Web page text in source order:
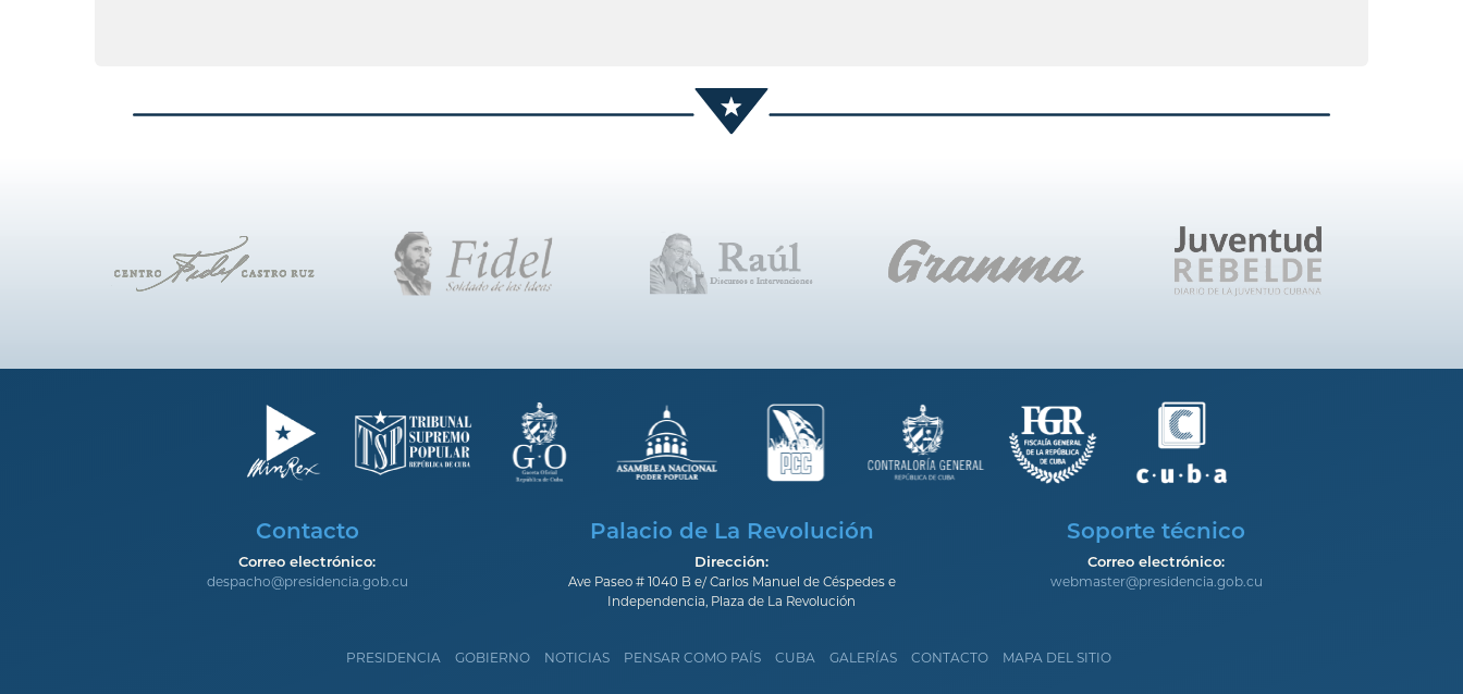
Contacto
Correo electrónico:
despacho@presidencia.gob.cu
Palacio de La Revolución
Dirección:
Ave Paseo # 1040 B e/ Carlos Manuel de Céspedes e
Independencia, Plaza de La Revolución
Soporte técnico
Correo electrónico:
webmaster@presidencia.gob.cu
PRESIDENCIA GOBIERNO NOTICIAS PENSAR COMO PAÍS CUBA GALERÍAS CONTACTO MAPA DEL SITIO